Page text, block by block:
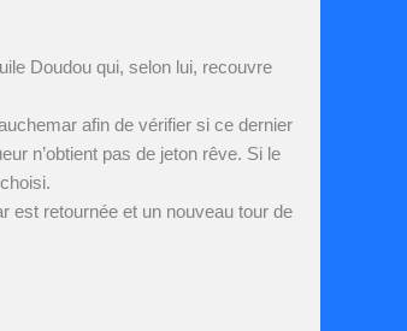
Doudou qui, selon lui, recouvre
afin de vérifier si ce dernier
n’obtient pas de jeton rêve. Si le
est retournée et un nouveau tour de